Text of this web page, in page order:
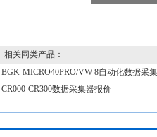
相关同类产品：
BGK-MICRO40PRO/VW-8自动化数据采
CR000-CR300数据采集器报价